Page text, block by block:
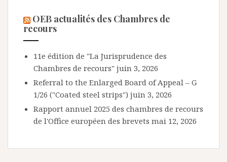
OEB actualités des Chambres de
recours
11e édition de "La Jurisprudence des
Chambres de recours" juin 3, 2026
Referral to the Enlarged Board of Appeal – G
1/26 ("Coated steel strips") juin 3, 2026
Rapport annuel 2025 des chambres de recours
de l'Office européen des brevets mai 12, 2026